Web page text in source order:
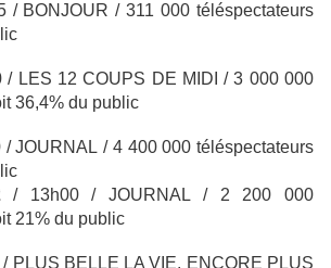
/ BONJOUR / 311 000 téléspectateurs
/ LES 12 COUPS DE MIDI / 3 000 000
36,4% du public
/ JOURNAL / 4 400 000 téléspectateurs
/ 13h00 / JOURNAL
/ 2 200 000
21% du public
/ PLUS BELLE LA VIE, ENCORE PLUS